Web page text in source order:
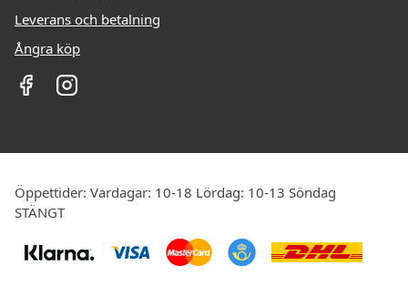
Leverans och betalning
Ångra köp
Öppettider: Vardagar: 10-18 Lördag: 10-13 Söndag
STÄNGT